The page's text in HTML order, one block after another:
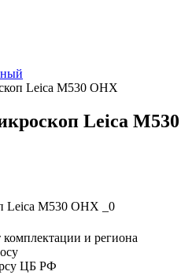
Leica M530 OHX
Leica M530
комплектации и региона
ЦБ РФ